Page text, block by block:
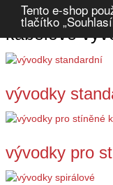
Tento e-shop
tlačítko
Úvod Upevňovací
kabelové
vývodky
vývodky pro